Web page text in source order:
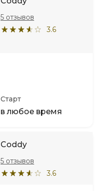
3.6
5 отзывов
Старт
в любое время
Coddy
3.6
5 отзывов